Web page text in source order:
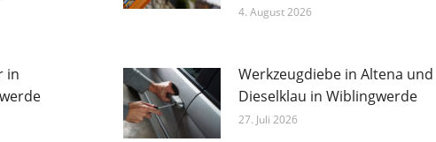
4. August 2026
in
Werkzeugdiebe in Altena und
Dieselklau in Wiblingwerde
27. Juli 2026